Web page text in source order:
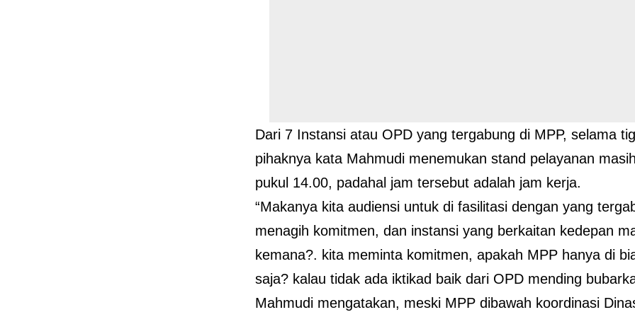
Dari 7 Instansi atau OPD yang tergabung di MPP, selama
pihaknya kata Mahmudi menemukan stand pelayanan
pukul 14.00, padahal jam tersebut adalah jam kerja.
“Makanya kita audiensi untuk di fasilitasi dengan yang
menagih komitmen, dan instansi yang berkaitan kedepan
kemana?. kita meminta komitmen, apakah MPP hanya di
saja? kalau tidak ada iktikad baik dari OPD mending
Mahmudi mengatakan, meski MPP dibawah koordinasi